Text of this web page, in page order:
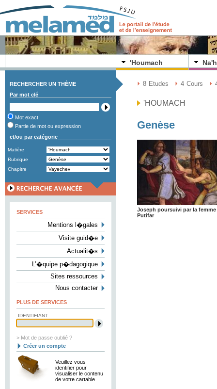
'Houmach Na'h
RECHERCHER UN THÈME
Par mot clé
Mot exact
Partie de mot ou expression
et/ou par catégorie
Matière
Rubrique
Chapitre
SERVICES
Mentions l�gales
Visite guid�e
Actualit�s
L’�quipe p�dagogique
Sites ressources
Nous contacter
PLUS DE SERVICES
IDENTIFIANT
> Mot de passe oublié ?
Créer un compte
Veuillez vous
identifier pour
visualiser le contenu
de votre cartable.
8 Etudes 4 Cours
'HOUMACH
Genèse
Joseph poursuivi par la femme
Putifar